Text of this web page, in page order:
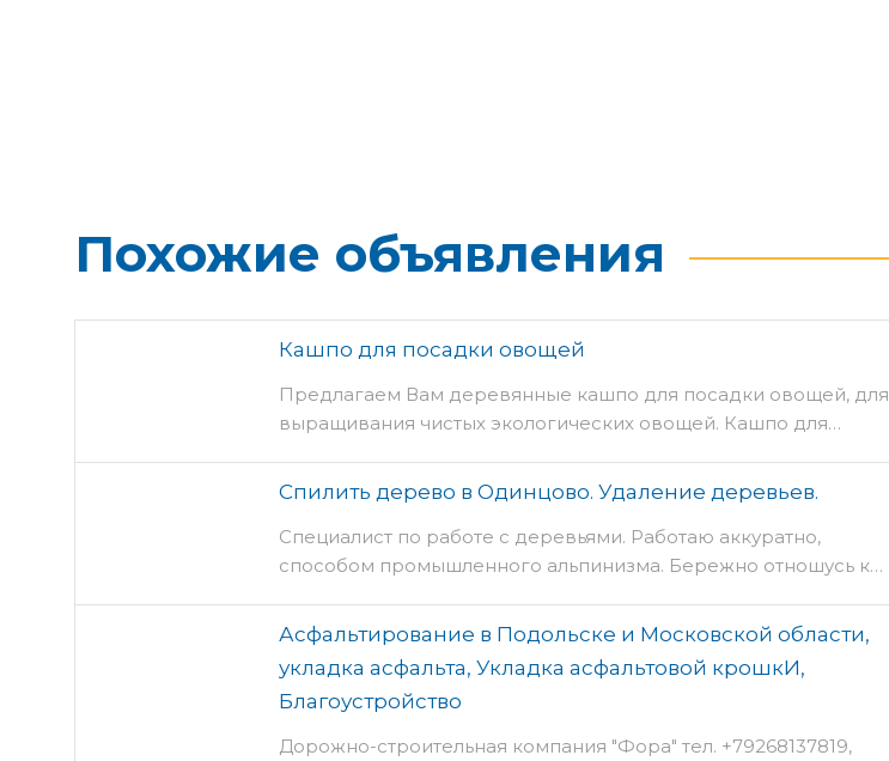
Похожие объявления
Кашпо для посадки овощей
Предлагаем Вам деревянные кашпо для посадки овощей, для
выращивания чистых экологических овощей. Кашпо для…
Спилить дерево в Одинцово. Удаление деревьев.
Специалист по работе с деревьями. Работаю аккуратно,
способом промышленного альпинизма. Бережно отношусь к…
Асфальтирование в Подольске и Московской области,
укладка асфальта, Укладка асфальтовой крошкИ,
Благоустройство
Дорожно-строительная компания "Фора" тел. +79268137819,